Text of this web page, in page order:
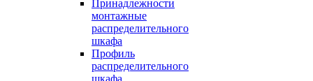
Принадлежности
монтажные
распределительного
шкафа
Профиль
распределительного
шкафа